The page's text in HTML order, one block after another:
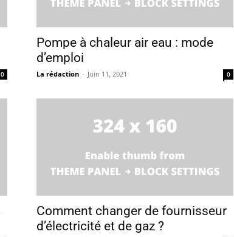
0
Pompe à chaleur air eau : mode
d’emploi
La rédaction - Juin 11, 2021 0
Comment changer de fournisseur
d’électricité et de gaz ?